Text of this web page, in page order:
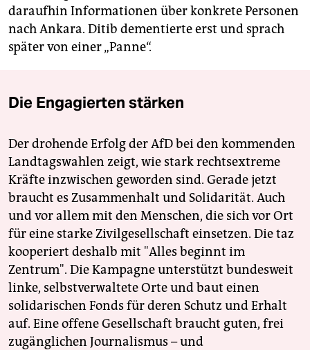
daraufhin Informationen über konkrete Personen
nach Ankara. Ditib dementierte erst und sprach
später von einer „Panne“.
Die Engagierten stärken
Der drohende Erfolg der AfD bei den kommenden
Landtagswahlen zeigt, wie stark rechtsextreme
Kräfte inzwischen geworden sind. Gerade jetzt
braucht es Zusammenhalt und Solidarität. Auch
und vor allem mit den Menschen, die sich vor Ort
für eine starke Zivilgesellschaft einsetzen. Die taz
kooperiert deshalb mit "Alles beginnt im
Zentrum". Die Kampagne unterstützt bundesweit
linke, selbstverwaltete Orte und baut einen
solidarischen Fonds für deren Schutz und Erhalt
auf. Eine offene Gesellschaft braucht guten, frei
zugänglichen Journalismus – und